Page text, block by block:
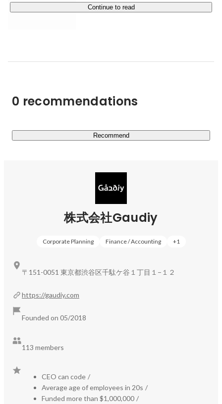
◾️Gaudiy Fanlink: https://site.gaudiy.com/product/fanlink
2025年4月のプレシリーズCラウンドでは、ソニーグルー
ン、東宝が参画し、日本を代表するエンタテインメント企
とグローバル展開を加速させています。
https://prtimes.jp/main/html/rd/p/000000001.000181424.ht
会の実現を目指して、Gaudiyグループは「ファン国家」
という壮大なビジョン実現に向けた挑戦を続けていきま
す。
＜参考情報＞
https://speakerdeck.com/gaudiy/culture-deck
◾️公式note: https://note.gaudiy.com/
Continue to read
0 recommendations
Recommend
株式会社Gaudiy
Corporate Planning Finance / Accounting +1
https://gaudiy.com
Founded on 05/2018
113 members
CEO can code /
Average age of employees in 20s /
Funded more than $1,000,000 /
〒151-0051 東京都渋谷区千駄ケ谷１丁目１−１２